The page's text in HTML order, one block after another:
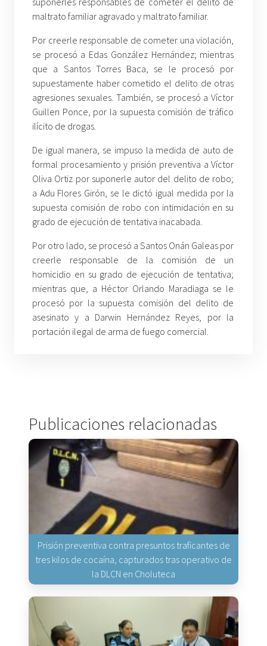
maltrato familiar agravado y maltrato familiar.
Por creerle responsable de cometer una violación,
se procesó a Edas González Hernández; mientras
que a Santos Torres Baca, se le procesó por
supuestamente haber cometido el delito de otras
agresiones sexuales. También, se procesó a Víctor
Guillen Ponce, por la supuesta comisión de tráfico
ilícito de drogas.
De igual manera, se impuso la medida de auto de
formal procesamiento y prisión preventiva a Víctor
Oliva Ortiz por suponerle autor del delito de robo;
a Adu Flores Girón, se le dictó igual medida por la
supuesta comisión de robo con intimidación en su
grado de ejecución de tentativa inacabada.
Por otro lado, se procesó a Santos Onán Galeas por
creerle responsable de la comisión de un
homicidio en su grado de ejecución de tentativa;
mientras que, a Héctor Orlando Maradiaga se le
procesó por la supuesta comisión del delito de
asesinato y a Darwin Hernández Reyes, por la
portación ilegal de arma de fuego comercial.
Publicaciones relacionadas
Prisión preventiva contra presuntos traficantes de
tres kilos de cocaína, capturados tras operativo de
la DLCN en Choluteca